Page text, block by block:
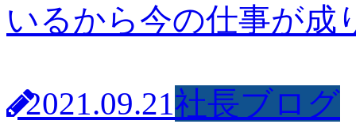
いるから今の仕事が
2021.09.21社長ブログ